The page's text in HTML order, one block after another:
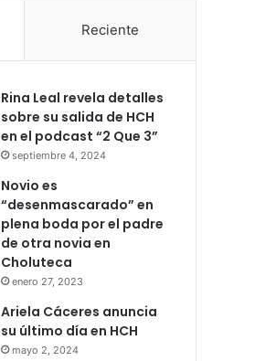
Reciente
Rina Leal revela detalles
sobre su salida de HCH
en el podcast “2 Que 3”
septiembre 4, 2024
Novio es
“desenmascarado” en
plena boda por el padre
de otra novia en
Choluteca
enero 27, 2023
Ariela Cáceres anuncia
su último día en HCH
mayo 2, 2024